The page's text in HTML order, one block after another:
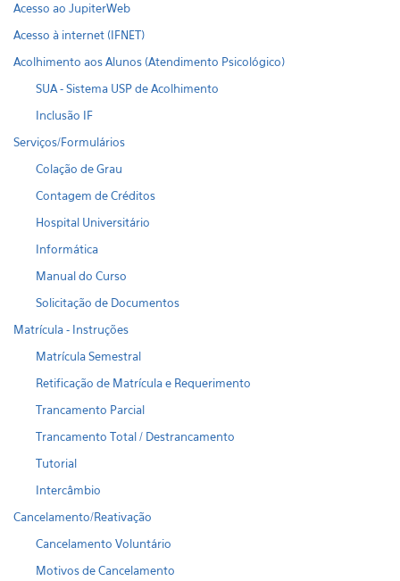
Acesso ao JupiterWeb
Acesso à internet (IFNET)
Acolhimento aos Alunos (Atendimento Psicológico)
SUA - Sistema USP de Acolhimento
Inclusão IF
Serviços/Formulários
Colação de Grau
Contagem de Créditos
Hospital Universitário
Informática
Manual do Curso
Solicitação de Documentos
Matrícula - Instruções
Matrícula Semestral
Retificação de Matrícula e Requerimento
Trancamento Parcial
Trancamento Total / Destrancamento
Tutorial
Intercâmbio
Cancelamento/Reativação
Cancelamento Voluntário
Motivos de Cancelamento